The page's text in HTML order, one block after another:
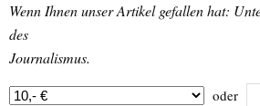
Wenn Ihnen unser Artikel gefallen hat:
des
Journalismus.
oder